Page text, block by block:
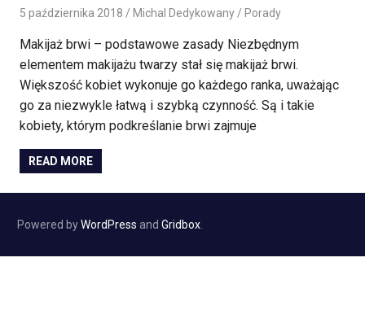
5 października 2018 Michal Dedykowany Porady
Makijaż brwi – podstawowe zasady Niezbędnym
elementem makijażu twarzy stał się makijaż brwi.
Większość kobiet wykonuje go każdego ranka, uważając
go za niezwykle łatwą i szybką czynność. Są i takie
kobiety, którym podkreślanie brwi zajmuje
READ MORE
Powered byWordPress and Gridbox